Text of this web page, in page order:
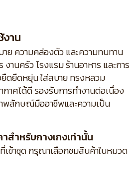
าน
ย ความคล่องตัว และความทนทาน
งานครัว โรงแรม ร้านอาหาร และการ
ยืดยืดหยุ่น ใส่สบาย ทรงหลวม
กาศได้ดี รองรับการทำงานต่อเนื่อง
พลักษณ์มืออาชีพและความเป็น
สำหรับกางเกงเท่านั้น
ข้าชุด กรุณาเลือกชมสินค้าในหมวด